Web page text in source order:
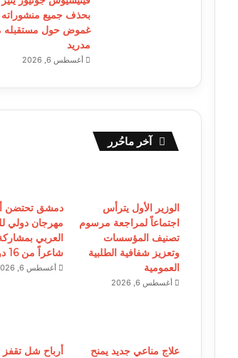
بحذف جميع
غموض حول مستقبله
مدريد
أغسطس 6, 2026
آخر ماحُرر
الوزير الأول يترأس
اجتماعاً لمراجعة مرسوم
تصنيف المؤسسات
وتعزيز شفافية الطلبية
العمومية
أغسطس 6, 2026
دمشق تحتضن
مهرجان دولي
شاعراً من 16 دولة
أغسطس 6, 2026
علاج مناعي جديد يمنح